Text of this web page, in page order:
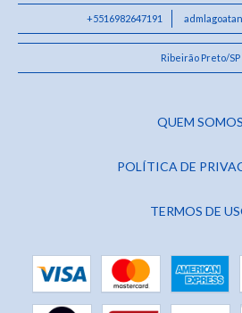
+5516982647191
Ribeirão Preto/SP
QUEM SOMOS
POLÍTICA DE
TERMOS DE